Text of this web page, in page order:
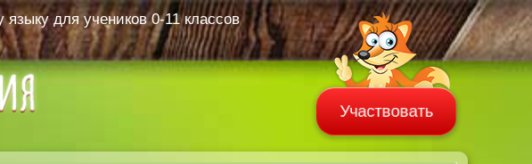
для учеников 0-11 классов
Участвовать